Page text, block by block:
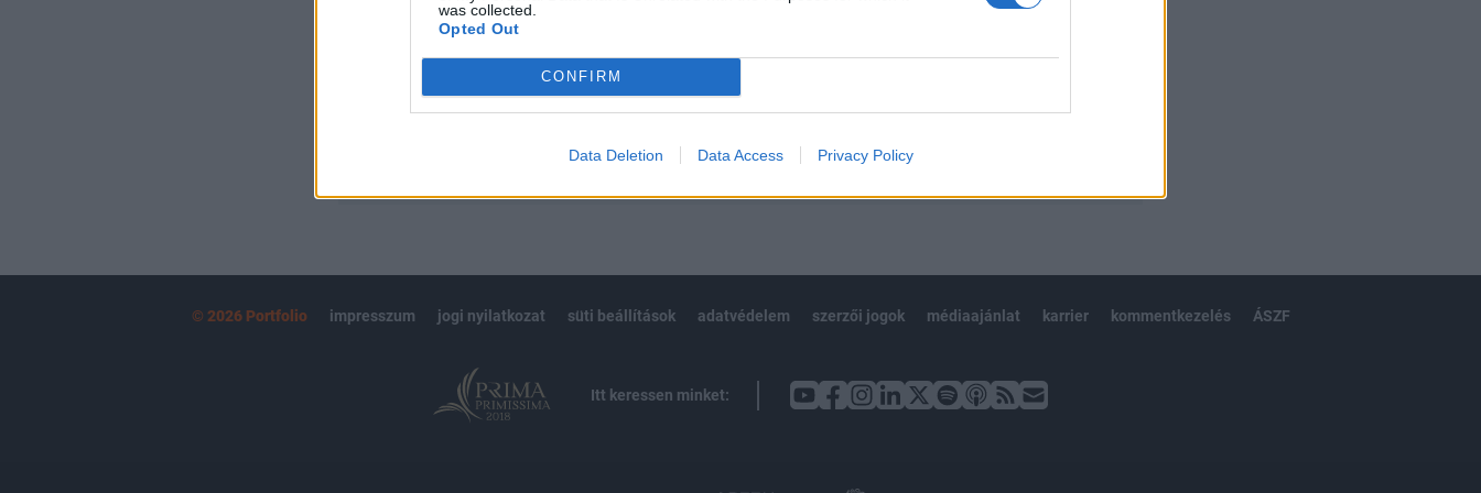
was collected.
Opted Out
CONFIRM
Data Deletion Data Access Privacy Policy
Kötéslisták: BÉT elmúlt 2 év napon belüli
kötéslistái
BEJELENTKEZÉS
© 2026 Portfolio impresszum jogi nyilatkozat süti beállítások adatvédelem szerzői jogok médiaajánlat karrier kommentkezelés ÁSZF
Itt keressen minket: